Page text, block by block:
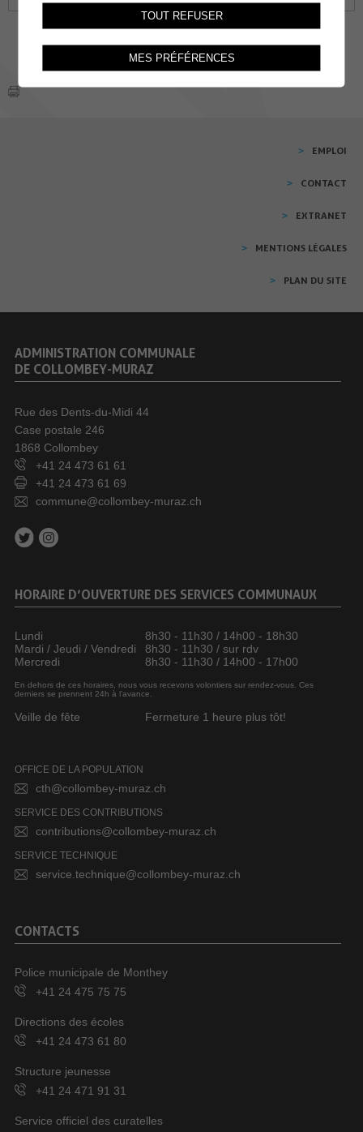
EMPLOI
CONTACT
EXTRANET
MENTIONS LÉGALES
PLAN DU SITE
ADMINISTRATION COMMUNALE
DE COLLOMBEY-MURAZ
Rue des Dents-du-Midi 44
Case postale 246
1868 Collombey
+41 24 473 61 61
+41 24 473 61 69
commune@collombey-muraz.ch
HORAIRE D’OUVERTURE DES SERVICES COMMUNAUX
Lundi
8h30 - 11h30 / 14h00 - 18h30
Mardi / Jeudi / Vendredi
8h30 - 11h30 / sur rdv
Mercredi
8h30 - 11h30 / 14h00 - 17h00
En dehors de ces horaires, nous vous recevons volontiers sur rendez-vous. Ces
derniers se prennent 24h à l’avance.
Veille de fête Fermeture 1 heure plus tôt!
OFFICE DE LA POPULATION
cth@collombey-muraz.ch
SERVICE DES CONTRIBUTIONS
contributions@collombey-muraz.ch
SERVICE TECHNIQUE
service.technique@collombey-muraz.ch
CONTACTS
Police municipale de Monthey
+41 24 475 75 75
Directions des écoles
+41 24 473 61 80
Structure jeunesse
+41 24 471 91 31
Service officiel des curatelles
TOUT REFUSER
MES PRÉFÉRENCES